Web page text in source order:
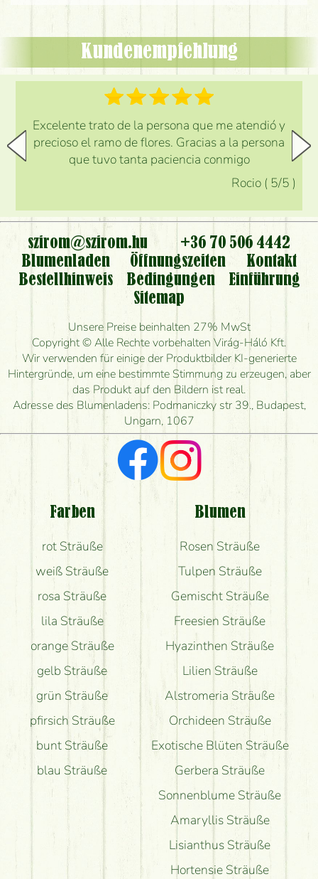
Kundenempfehlung
Excelente trato de la persona que me atendió y
precioso el ramo de flores. Gracias a la persona
que tuvo tanta paciencia conmigo
Rocio ( 5/5 )
szirom@szirom.hu
+36 70 506 4442
Blumenladen
Öffnungszeiten
Kontakt
Bestellhinweis
Bedingungen
Einführung
Sitemap
Unsere Preise beinhalten 27% MwSt
Copyright © Alle Rechte vorbehalten Virág-Háló Kft.
Wir verwenden für einige der Produktbilder KI-generierte
Hintergründe, um eine bestimmte Stimmung zu erzeugen, aber
das Produkt auf den Bildern ist real.
Adresse des Blumenladens: Podmaniczky str 39., Budapest,
Ungarn, 1067
Farben
rot Sträuße
weiß Sträuße
rosa Sträuße
lila Sträuße
orange Sträuße
gelb Sträuße
grün Sträuße
pfirsich Sträuße
bunt Sträuße
blau Sträuße
Blumen
Rosen Sträuße
Tulpen Sträuße
Gemischt Sträuße
Freesien Sträuße
Hyazinthen Sträuße
Lilien Sträuße
Alstromeria Sträuße
Orchideen Sträuße
Exotische Blüten Sträuße
Gerbera Sträuße
Sonnenblume Sträuße
Amaryllis Sträuße
Lisianthus Sträuße
Hortensie Sträuße